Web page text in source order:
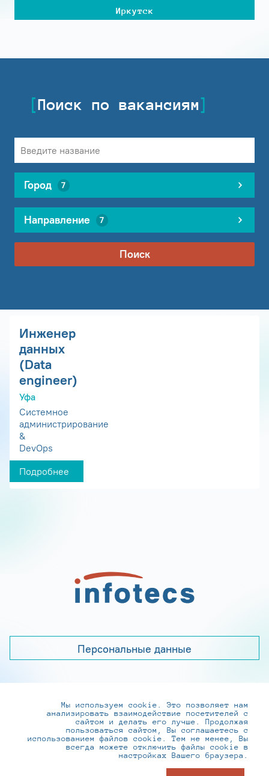
Иркутск
Поиск по вакансиям
Город 7
Направление 7
Поиск
Инженер
данных
(Data
engineer)
Уфа
Системное
администрирование
&
DevOps
Подробнее
Персональные данные
+7 (495) 737-6192, 8-800-250-0-260
practice@infotecs.ru,hr@infotecs.ru
127273, г. Москва, Отрадная ул., 2Б строение 1
Мы используем cookie. Это позволяет нам
анализировать взаимодействие посетителей с
сайтом и делать его лучше. Продолжая
пользоваться сайтом, Вы соглашаетесь с
использованием файлов cookie. Тем не менее, Вы
всегда можете отключить файлы cookie в
настройках Вашего браузера.